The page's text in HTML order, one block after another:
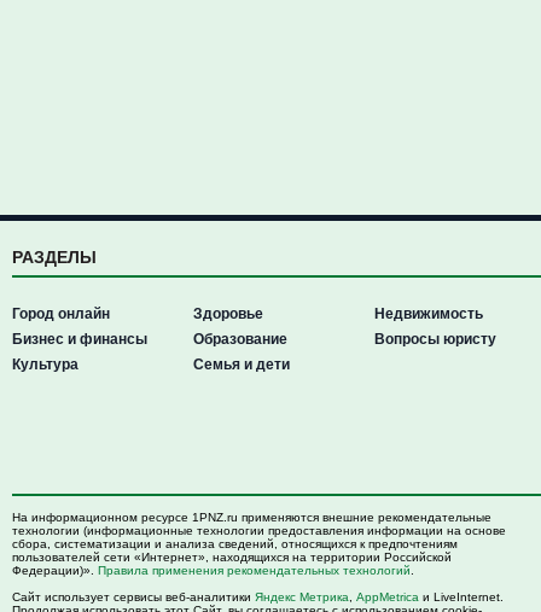
РАЗДЕЛЫ
Город онлайн
Бизнес и финансы
Культура
Здоровье
Образование
Семья и дети
Недвижимость
Вопросы юристу
На информационном ресурсе 1PNZ.ru применяются внешние рекомендательные
технологии (информационные технологии предоставления информации на основе
сбора, систематизации и анализа сведений, относящихся к предпочтениям
пользователей сети «Интернет», находящихся на территории Российской
Федерации)». Правила применения рекомендательных технологий
Сайт использует сервисы веб-аналитики Яндекс Метрика AppMetrica и LiveInternet.